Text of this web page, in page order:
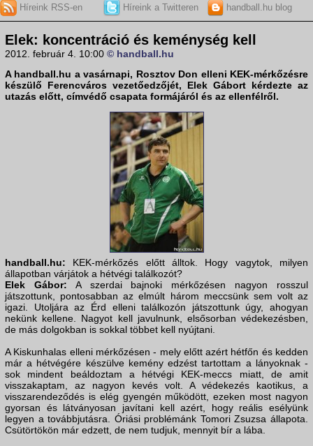
Híreink RSS-en Híreink a Twitteren handball.hu blog
Elek: koncentráció és keménység kell
2012. február 4. 10:00 © handball.hu
A handball.hu a vasárnapi, Rosztov Don elleni KEK-mérkőzésre
készülő Ferencváros vezetőedzőjét, Elek Gábort kérdezte az
utazás előtt, címvédő csapata formájáról és az ellenfélről.
handball.hu: KEK-mérkőzés előtt álltok. Hogy vagytok, milyen
állapotban várjátok a hétvégi találkozót?
Elek Gábor: A szerdai bajnoki mérkőzésen nagyon rosszul
játszottunk, pontosabban az elmúlt három meccsünk sem volt az
igazi. Utoljára az Érd elleni találkozón játszottunk úgy, ahogyan
nekünk kellene. Nagyot kell javulnunk, elsősorban védekezésben,
de más dolgokban is sokkal többet kell nyújtani.
A Kiskunhalas elleni mérkőzésen - mely előtt azért hétfőn és kedden
már a hétvégére készülve kemény edzést tartottam a lányoknak -
sok mindent beáldoztam a hétvégi KEK-meccs miatt, de amit
visszakaptam, az nagyon kevés volt. A védekezés kaotikus, a
visszarendeződés is elég gyengén működött, ezeken most nagyon
gyorsan és látványosan javítani kell azért, hogy reális esélyünk
legyen a továbbjutásra. Óriási problémánk Tomori Zsuzsa állapota.
Csütörtökön már edzett, de nem tudjuk, mennyit bír a lába.